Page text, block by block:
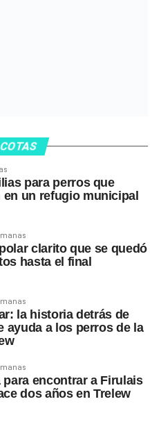
para perros que
en un refugio municipal
clarito que se quedó
hasta el final
la historia detrás de
ayuda a los perros de la
para encontrar a Firulais
dos años en Trelew